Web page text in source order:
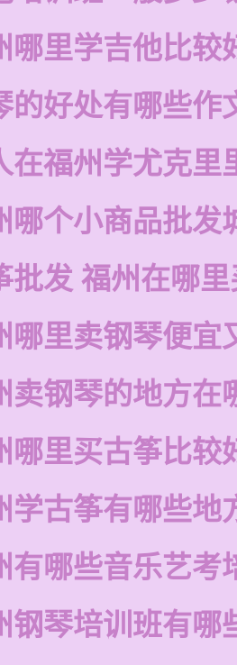
哪里学吉他比较
的好处有哪些作
在福州学尤克里
哪个小商品批发
批发 福州在哪
哪里卖钢琴便宜
卖钢琴的地方在
哪里买古筝比较
学古筝有哪些地
有哪些音乐艺考
钢琴培训班有哪